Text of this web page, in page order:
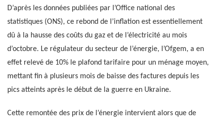
D’après les données publiées par l’Office national des
statistiques (ONS), ce rebond de l’inflation est essentiellement
dû à la hausse des coûts du gaz et de l’électricité au mois
d’octobre. Le régulateur du secteur de l’énergie, l’Ofgem, a en
effet relevé de 10% le plafond tarifaire pour un ménage moyen,
mettant fin à plusieurs mois de baisse des factures depuis les
pics atteints après le début de la guerre en Ukraine.
Cette remontée des prix de l’énergie intervient alors que de